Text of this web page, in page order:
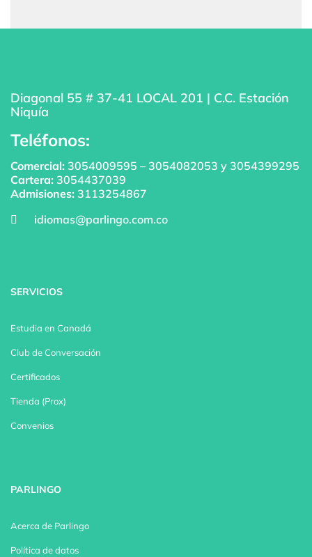
Diagonal 55 # 37-41 LOCAL 201 | C.C. Estación
Niquía
Teléfonos:
Comercial: 3054009595 – 3054082053 y 3054399295
Cartera: 3054437039
Admisiones: 3113254867
idiomas@parlingo.com.co
SERVICIOS
Estudia en Canadá
Club de Conversación
Certificados
Tienda (Prox)
Convenios
PARLINGO
Acerca de Parlingo
Política de datos